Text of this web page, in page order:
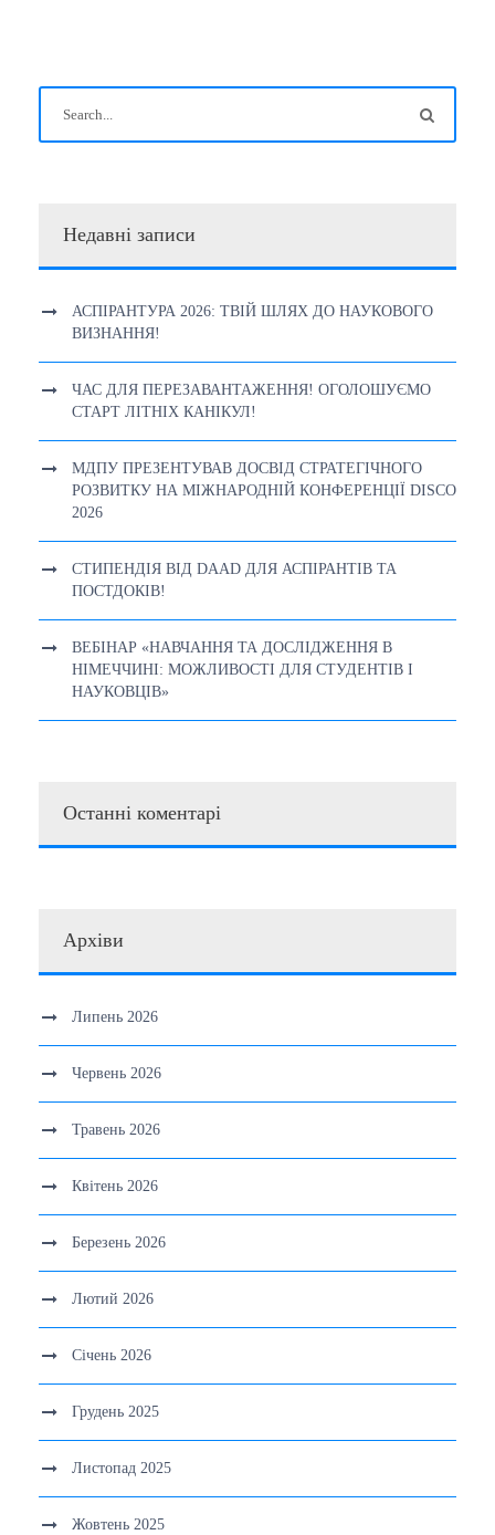
Недавні записи
АСПІРАНТУРА 2026: ТВІЙ ШЛЯХ ДО НАУКОВОГО
ВИЗНАННЯ!
ЧАС ДЛЯ ПЕРЕЗАВАНТАЖЕННЯ! ОГОЛОШУЄМО
СТАРТ ЛІТНІХ КАНІКУЛ!
МДПУ ПРЕЗЕНТУВАВ ДОСВІД СТРАТЕГІЧНОГО
РОЗВИТКУ НА МІЖНАРОДНІЙ КОНФЕРЕНЦІЇ DISCO
2026
СТИПЕНДІЯ ВІД DAAD ДЛЯ АСПІРАНТІВ ТА
ПОСТДОКІВ!
ВЕБІНАР «НАВЧАННЯ ТА ДОСЛІДЖЕННЯ В
НІМЕЧЧИНІ: МОЖЛИВОСТІ ДЛЯ СТУДЕНТІВ І
НАУКОВЦІВ»
Останні коментарі
Архіви
Липень 2026
Червень 2026
Травень 2026
Квітень 2026
Березень 2026
Лютий 2026
Січень 2026
Грудень 2025
Листопад 2025
Жовтень 2025